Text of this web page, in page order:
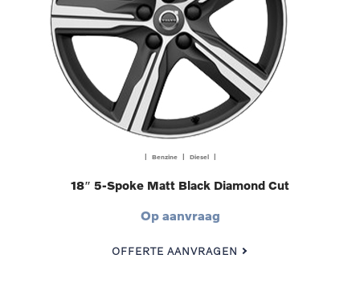
| Benzine | Diesel |
18″ 5-Spoke Matt Black Diamond Cut
Op aanvraag
OFFERTE AANVRAGEN